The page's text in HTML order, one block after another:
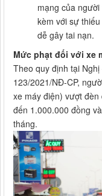
mạng của
kèm với sự
dễ gây tai nạn.
Mức phạt đối với xe
Theo quy định tại
123/2021/NĐ-CP,
xe máy điện) vượt
đến 1.000.000 đồng
tháng.